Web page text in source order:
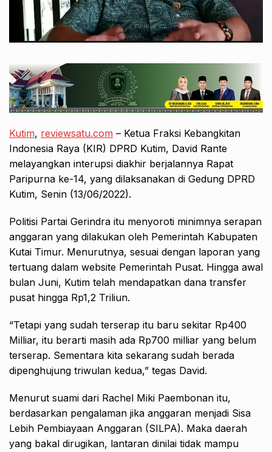
Kutim, reviewsatu.com – Ketua Fraksi Kebangkitan
Indonesia Raya (KIR) DPRD Kutim, David Rante
melayangkan interupsi diakhir berjalannya Rapat
Paripurna ke-14, yang dilaksanakan di Gedung DPRD
Kutim, Senin (13/06/2022).
Politisi Partai Gerindra itu menyoroti minimnya serapan
anggaran yang dilakukan oleh Pemerintah Kabupaten
Kutai Timur. Menurutnya, sesuai dengan laporan yang
tertuang dalam website Pemerintah Pusat. Hingga awal
bulan Juni, Kutim telah mendapatkan dana transfer
pusat hingga Rp1,2 Triliun.
“Tetapi yang sudah terserap itu baru sekitar Rp400
Milliar, itu berarti masih ada Rp700 milliar yang belum
terserap. Sementara kita sekarang sudah berada
dipenghujung triwulan kedua,” tegas David.
Menurut suami dari Rachel Miki Paembonan itu,
berdasarkan pengalaman jika anggaran menjadi Sisa
Lebih Pembiayaan Anggaran (SILPA). Maka daerah
yang bakal dirugikan, lantaran dinilai tidak mampu